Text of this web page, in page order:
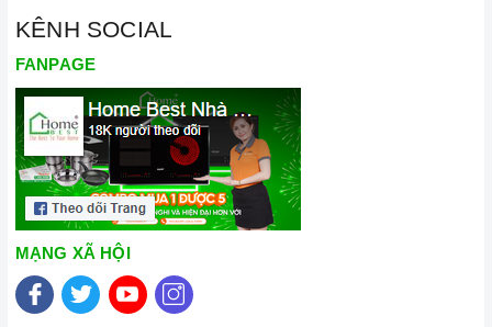
KÊNH SOCIAL
FANPAGE
MẠNG XÃ HỘI